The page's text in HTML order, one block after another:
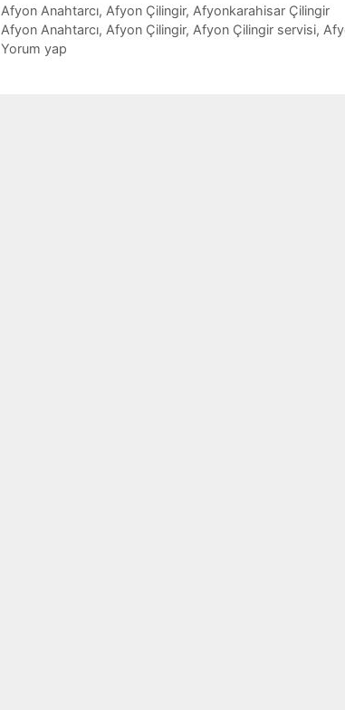
Kategoriler
Afyon Anahtarcı, Afyon Çilingir, Afyonkarahisar Çilingir
Etiketler
Afyon Anahtarcı, Afyon Çilingir, Afyon Çilingir servisi,
Yorum yap